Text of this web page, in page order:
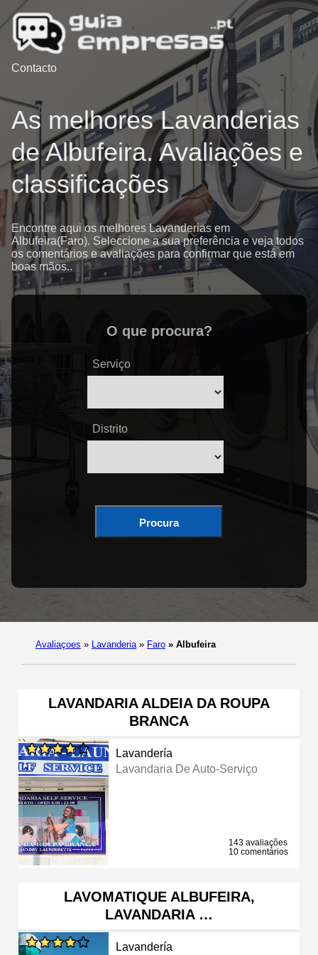
Contacto
As melhores Lavanderias
de Albufeira. Avaliações e
classificações
Encontre aqui os melhores Lavanderias em
Albufeira(Faro). Seleccione a sua preferência e veja todos
os comentários e avaliações para confirmar que está em
boas mãos..
O que procura?
Serviço
Distrito
Procura
Avaliaçoes » Lavanderia » Faro » Albufeira
LAVANDARIA ALDEIA DA ROUPA
BRANCA
Lavandería
Lavandaria De Auto-Serviço
143 avaliações
10 comentários
LAVOMATIQUE ALBUFEIRA,
LAVANDARIA …
Lavandería